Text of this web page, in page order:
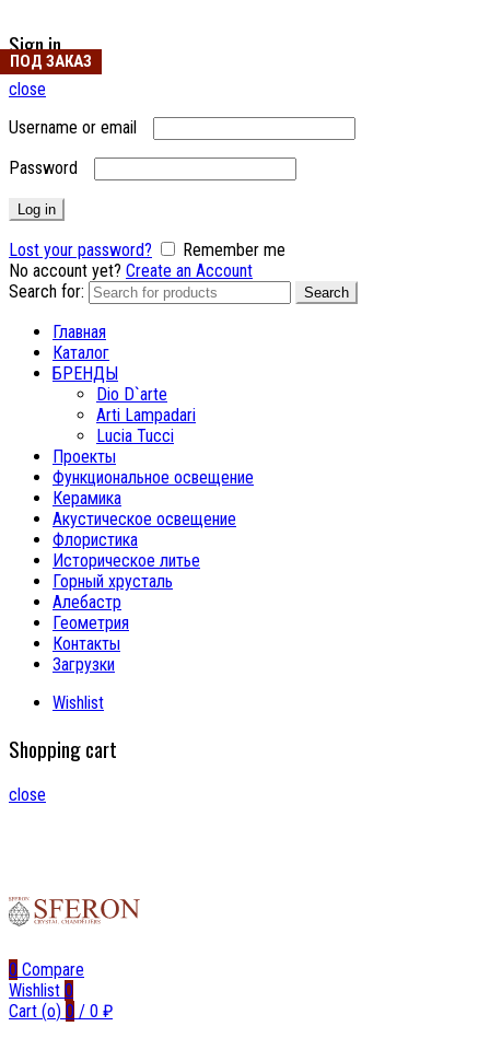
Sign in
close
Username or email
Password
Log in
Lost your password?
Remember me
No account yet? Create an Account
Search for:
Search
Главная
Каталог
БРЕНДЫ
Dio D`arte
Arti Lampadari
Lucia Tucci
Проекты
Функциональное освещение
Керамика
Акустическое освещение
Флористика
Историческое литье
Горный хрусталь
Алебастр
Геометрия
Контакты
Загрузки
Wishlist
Shopping cart
close
0 Compare
Wishlist 0
Cart (o) 0 / 0 ₽
ПОД ЗАКАЗ